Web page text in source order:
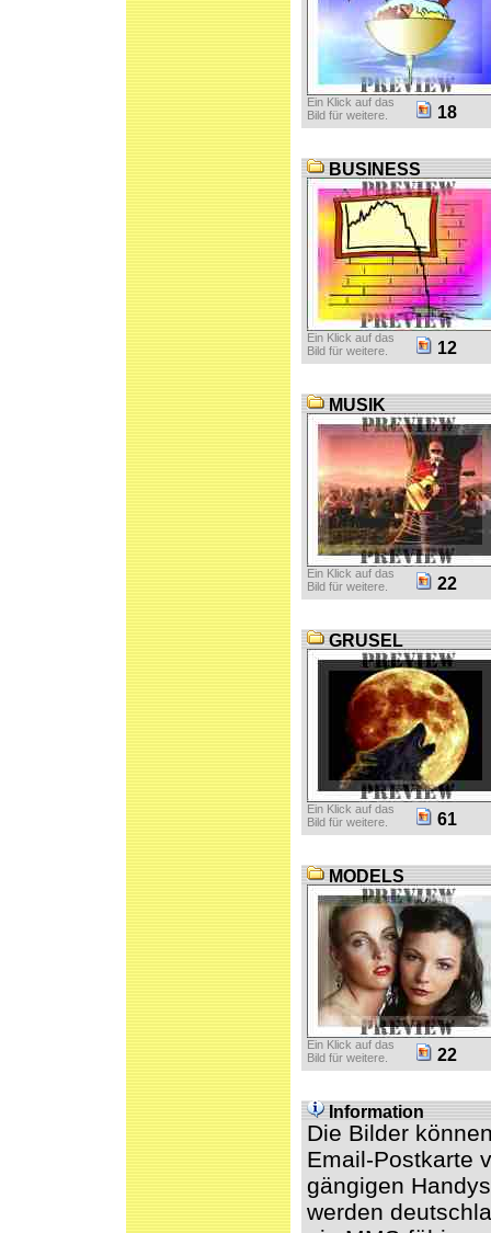
Ein Klick auf das
Bild für weitere.
18
BUSINESS
Ein Klick auf das
Bild für weitere.
12
MUSIK
Ein Klick auf das
Bild für weitere.
22
GRUSEL
Ein Klick auf das
Bild für weitere.
61
MODELS
Ein Klick auf das
Bild für weitere.
22
Information
Die Bilder
Email-Postkarte
gängigen
werden